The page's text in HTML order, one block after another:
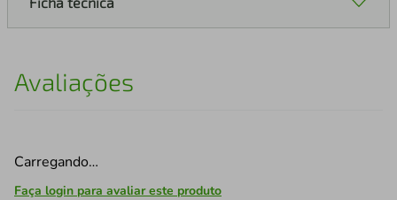
Avaliações
Carregando…
Faça login para avaliar este produto